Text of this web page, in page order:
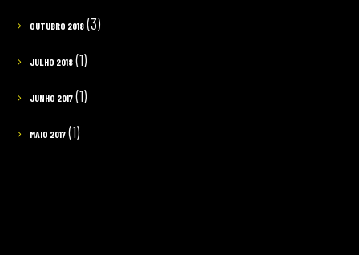
OUTUBRO 2018(3)
JULHO 2018(1)
JUNHO 2017(1)
MAIO 2017(1)